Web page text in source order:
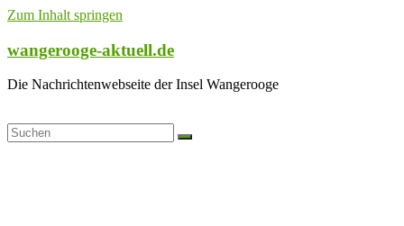
Zum Inhalt springen
wangerooge-aktuell.de
Die Nachrichtenwebseite der Insel Wangerooge